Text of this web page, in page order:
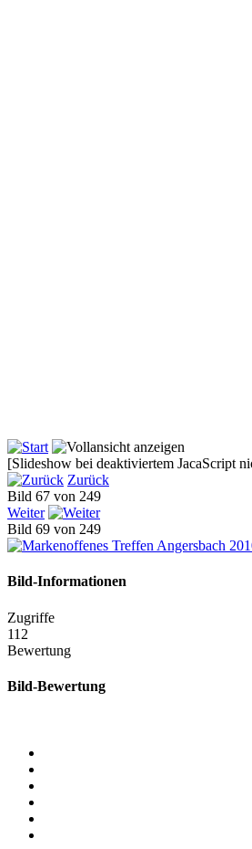
[Slideshow bei deaktiviertem JacaScript
Zurück
Bild 67 von 249
Weiter
Bild 69 von 249
Bild-Informationen
Zugriffe
112
Bewertung
Bild-Bewertung